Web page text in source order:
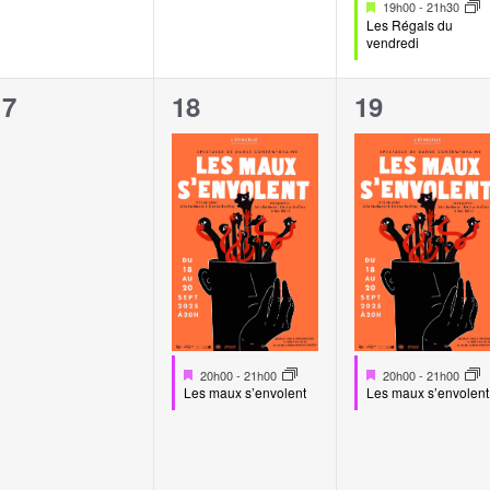
Mis
en
avant
19h00-21h30
Les Régals du
vendredi
1
évènement,
18
Mis
en
20h00- 21h00
Les maux s’envolent
1
19
Mis
en
20h00-21h00
Les maux s’envolent